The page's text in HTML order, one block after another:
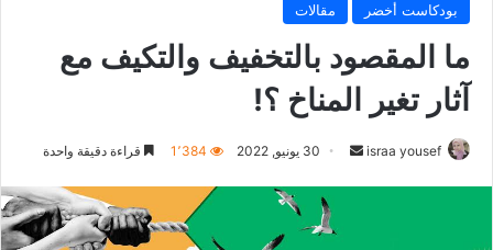
بودكاست أخضر مقالات
ما المقصود بالتخفيف والتكيف مع
آثار تغير المناخ ؟!
israa yousef 30 يونيو, 2022 1٬384 قراءة دقيقة واحدة